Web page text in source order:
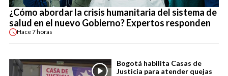
¿Cómo abordar la crisis humanitaria del sistema de
salud en el nuevo Gobierno? Expertos responden
Hace7 horas
Bogotá habilita Casas de
Justicia para atender quejas